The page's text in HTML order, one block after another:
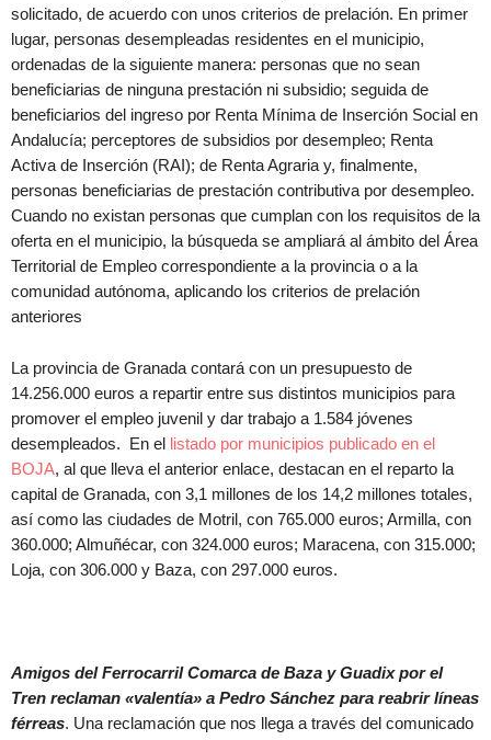
solicitado, de acuerdo con unos criterios de prelación. En primer
lugar, personas desempleadas residentes en el municipio,
ordenadas de la siguiente manera: personas que no sean
beneficiarias de ninguna prestación ni subsidio; seguida de
beneficiarios del ingreso por Renta Mínima de Inserción Social en
Andalucía; perceptores de subsidios por desempleo; Renta
Activa de Inserción (RAI); de Renta Agraria y, finalmente,
personas beneficiarias de prestación contributiva por desempleo.
Cuando no existan personas que cumplan con los requisitos de la
oferta en el municipio, la búsqueda se ampliará al ámbito del Área
Territorial de Empleo correspondiente a la provincia o a la
comunidad autónoma, aplicando los criterios de prelación
anteriores
La provincia de Granada contará con un presupuesto de
14.256.000 euros a repartir entre sus distintos municipios para
promover el empleo juvenil y dar trabajo a 1.584 jóvenes
desempleados. En el listado por municipios publicado en el
BOJA, al que lleva el anterior enlace, destacan en el reparto la
capital de Granada, con 3,1 millones de los 14,2 millones totales,
así como las ciudades de Motril, con 765.000 euros; Armilla, con
360.000; Almuñécar, con 324.000 euros; Maracena, con 315.000;
Loja, con 306.000 y Baza, con 297.000 euros.
Amigos del Ferrocarril Comarca de Baza y Guadix por el
Tren reclaman «valentía» a Pedro Sánchez para reabrir líneas
férreas. Una reclamación que nos llega a través del comunicado